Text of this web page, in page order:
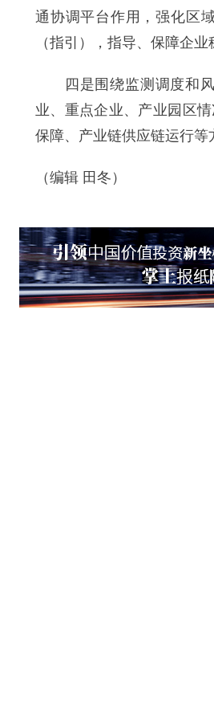
通协调平台作用，强化区
（指引），指导、保障企业
四是围绕监测调度和风
业、重点企业、产业园区
保障、产业链供应链运行等
（编辑 田冬）